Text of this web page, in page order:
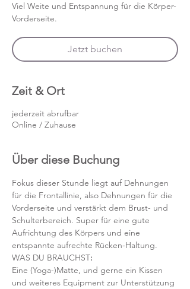
Viel Weite und Entspannung für die Körper-
Vorderseite.
Jetzt buchen
Zeit & Ort
jederzeit abrufbar
Online / Zuhause
Über diese Buchung
Fokus dieser Stunde liegt auf Dehnungen
für die Frontallinie, also Dehnungen für die
Vorderseite und verstärkt dem Brust- und
Schulterbereich. Super für eine gute
Aufrichtung des Körpers und eine
entspannte aufrechte Rücken-Haltung.
WAS DU BRAUCHST:
Eine (Yoga-)Matte, und gerne ein Kissen
und weiteres Equipment zur Unterstützung